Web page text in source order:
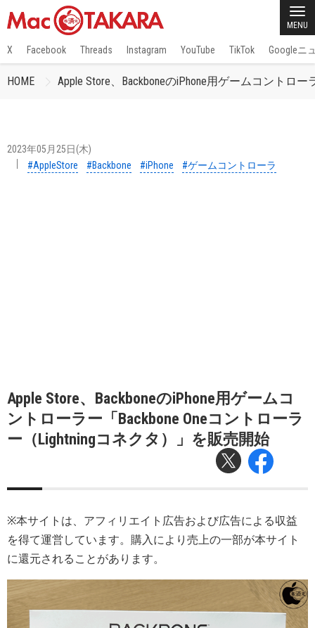
MENU
X Facebook Threads Instagram YouTube TikTok Googleニ
HOME Apple Store、BackboneのiPhone用ゲームコントロ
2023年05月25日(木)
#AppleStore
#Backbone #iPhone #ゲームコントローラ
Apple Store、BackboneのiPhone用ゲームコ
ントローラー「Backbone Oneコントローラ
ー（Lightningコネクタ）」を販売開始
※本サイトは、アフィリエイト広告および広告による収益
を得て運営しています。購入により売上の一部が本サイト
に還元されることがあります。